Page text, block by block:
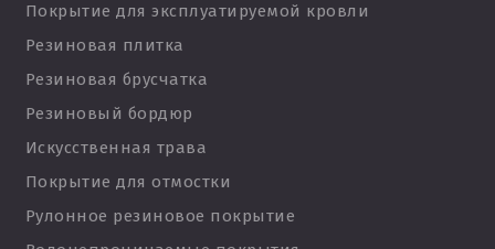
Покрытие для эксплуатируемой кровли
Резиновая плитка
Резиновая брусчатка
Резиновый бордюр
Искусственная трава
Покрытие для отмостки
Рулонное резиновое покрытие